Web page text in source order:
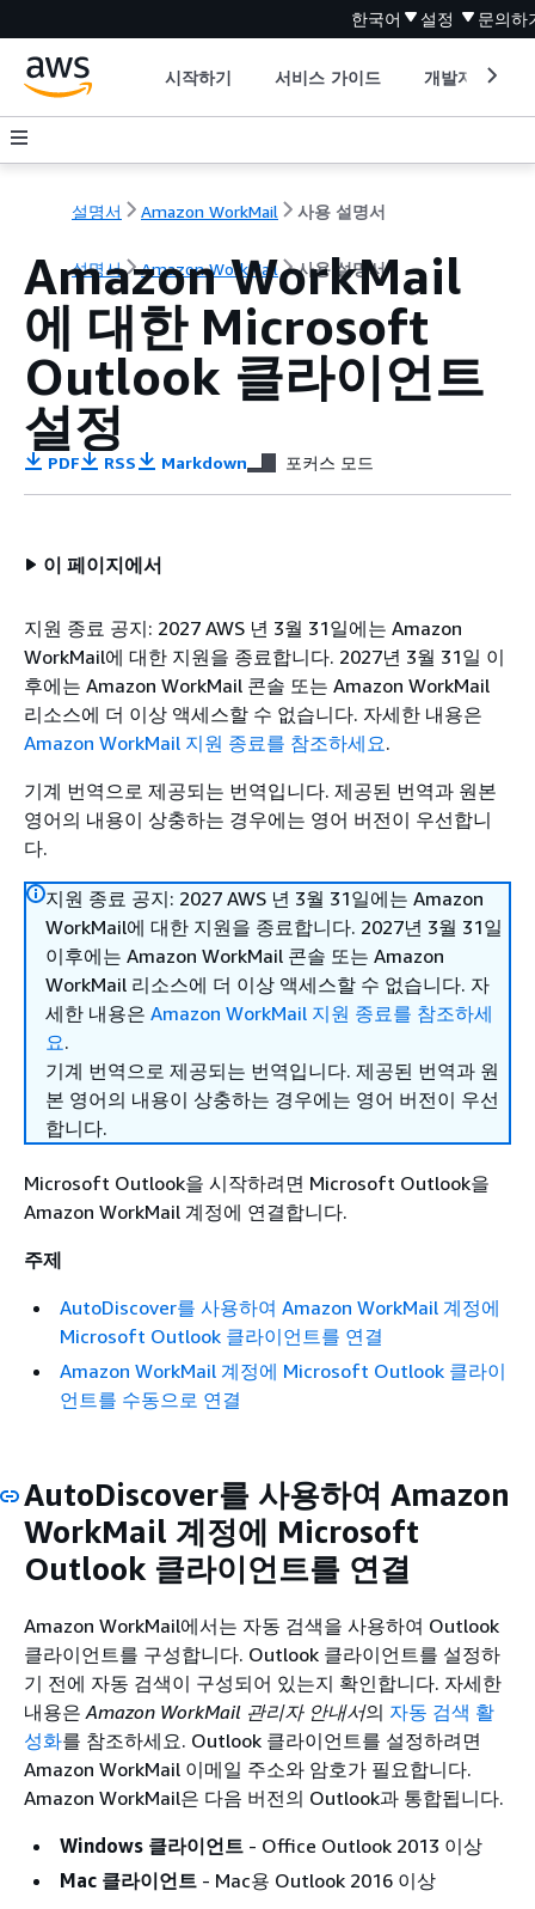
한국어 설정 문의하
시작하기 서비스 가이드 개발자 도구
설명서 Amazon WorkMail 사용 설명서
설명서 Amazon WorkMail 사용 설명서
Amazon WorkMail
에 대한 Microsoft
Outlook 클라이언트
설정
PDF RSS Markdown 포커스 모드
이 페이지에서
지원 종료 공지: 2027 AWS 년 3월 31일에는 Amazon
WorkMail에 대한 지원을 종료합니다. 2027년 3월 31일 이
후에는 Amazon WorkMail 콘솔 또는 Amazon WorkMail
리소스에 더 이상 액세스할 수 없습니다. 자세한 내용은
Amazon WorkMail 지원 종료를 참조하세요.
기계 번역으로 제공되는 번역입니다. 제공된 번역과 원본
영어의 내용이 상충하는 경우에는 영어 버전이 우선합니
다.
지원 종료 공지: 2027 AWS 년 3월 31일에는 Amazon
WorkMail에 대한 지원을 종료합니다. 2027년 3월 31일
이후에는 Amazon WorkMail 콘솔 또는 Amazon
WorkMail 리소스에 더 이상 액세스할 수 없습니다. 자
세한 내용은 Amazon WorkMail 지원 종료를 참조하세
요.
기계 번역으로 제공되는 번역입니다. 제공된 번역과 원
본 영어의 내용이 상충하는 경우에는 영어 버전이 우선
합니다.
Microsoft Outlook을 시작하려면 Microsoft Outlook을
Amazon WorkMail 계정에 연결합니다.
주제
AutoDiscover를 사용하여 Amazon WorkMail 계정에
Microsoft Outlook 클라이언트를 연결
Amazon WorkMail 계정에 Microsoft Outlook 클라이
언트를 수동으로 연결
AutoDiscover를 사용하여 Amazon
WorkMail 계정에 Microsoft
Outlook 클라이언트를 연결
Amazon WorkMail에서는 자동 검색을 사용하여 Outlook
클라이언트를 구성합니다. Outlook 클라이언트를 설정하
기 전에 자동 검색이 구성되어 있는지 확인합니다. 자세한
내용은 Amazon WorkMail 관리자 안내서의 자동 검색 활
성화를 참조하세요. Outlook 클라이언트를 설정하려면
Amazon WorkMail 이메일 주소와 암호가 필요합니다.
Amazon WorkMail은 다음 버전의 Outlook과 통합됩니다.
Windows 클라이언트 - Office Outlook 2013 이상
Mac 클라이언트 - Mac용 Outlook 2016 이상